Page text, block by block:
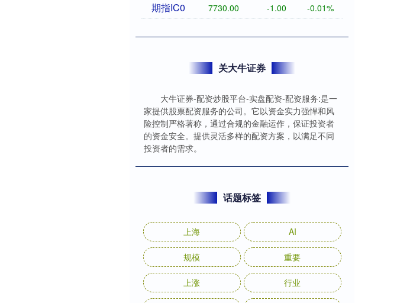
期指IC0 7730.00 -1.00 -0.01%
关大牛证券
大牛证券-配资炒股平台-实盘配资-配资服务:是一
家提供股票配资服务的公司。它以资金实力强悍和风
险控制严格著称，通过合规的金融运作，保证投资者
的资金安全。提供灵活多样的配资方案，以满足不同
投资者的需求。
话题标签
上海 AI
规模 重要
上涨 行业